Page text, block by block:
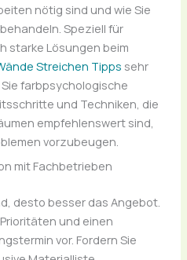
nötig sind und wie Sie
Speziell für
starke Lösungen beim
Streichen Tipps sehr
farbpsychologische
und Techniken, die
empfehlenswert sind,
vorzubeugen.
mit Fachbetrieben
desto besser das Angebot.
und einen
vor. Fordern Sie